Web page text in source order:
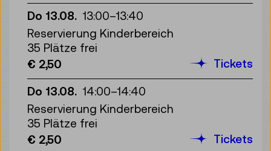
Do 13.08. 13:00–13:40
Reservierung Kinderbereich
35 Plätze frei
€ 2,50
Tickets
Do 13.08. 14:00–14:40
Reservierung Kinderbereich
35 Plätze frei
€ 2,50
Tickets